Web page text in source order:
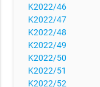
K2022/46
K2022/47
K2022/48
K2022/49
K2022/50
K2022/51
K2022/52